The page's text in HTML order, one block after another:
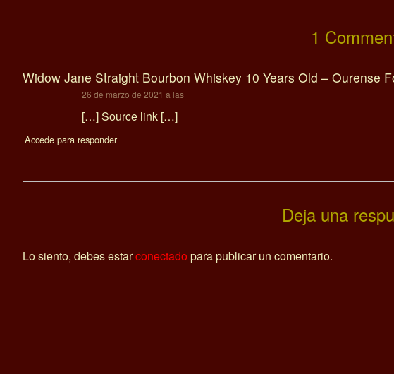
1
Widow Jane Straight Bourbon Whiskey 10 Years Old – Ourense
26 de marzo de 2021 a las
[…] Source link […]
Accede para responder
Deja una
Lo siento, debes estarconectado para publicar un comentario.